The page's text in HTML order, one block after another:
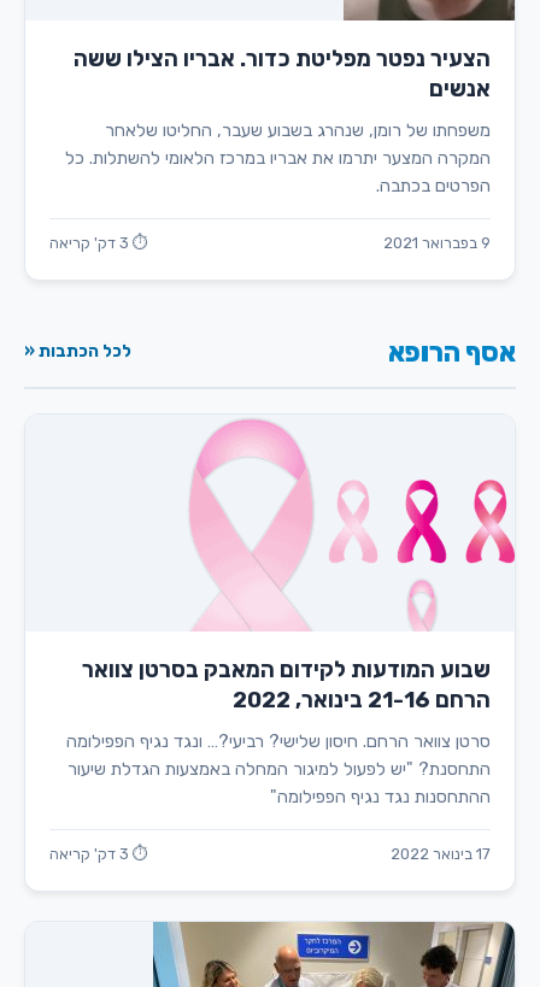
הצעיר נפטר מפליטת כדור. אבריו הצילו ששה
אנשים
משפחתו של רומן, שנהרג בשבוע שעבר, החליטו שלאחר
המקרה המצער יתרמו את אבריו במרכז הלאומי להשתלות. כל
הפרטים בכתבה.
9 בפברואר 2021 ⏱ 3 דק' קריאה
אסף הרופא לכל הכתבות «
שבוע המודעות לקידום המאבק בסרטן צוואר
הרחם 21-16 בינואר, 2022
סרטן צוואר הרחם. חיסון שלישי? רביעי?… ונגד נגיף הפפילומה
התחסנת? "יש לפעול למיגור המחלה באמצעות הגדלת שיעור
ההתחסנות נגד נגיף הפפילומה"
17 בינואר 2022 ⏱ 3 דק' קריאה